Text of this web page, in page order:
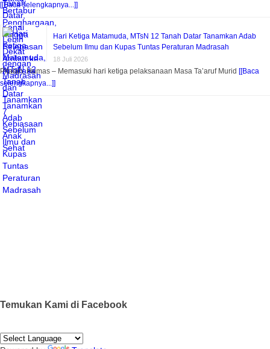
[[Baca selengkapnya...]]
Hari Ketiga Matamuda, MTsN 12 Tanah Datar Tanamkan Adab
Sebelum Ilmu dan Kupas Tuntas Peraturan Madrasah
18 Juli 2026
Pitalah, Humas – Memasuki hari ketiga pelaksanaan Masa Ta’aruf Murid [[Baca
selengkapnya...]]
Temukan Kami di Facebook